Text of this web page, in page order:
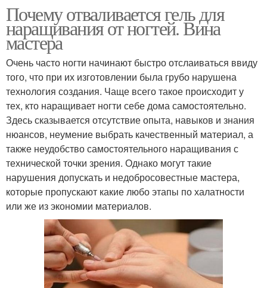
Почему отваливается гель для
наращивания от ногтей. Вина
мастера
Очень часто ногти начинают быстро отслаиваться ввиду
того, что при их изготовлении была грубо нарушена
технология создания. Чаще всего такое происходит у
тех, кто наращивает ногти себе дома самостоятельно.
Здесь сказывается отсутствие опыта, навыков и знания
нюансов, неумение выбрать качественный материал, а
также неудобство самостоятельного наращивания с
технической точки зрения. Однако могут такие
нарушения допускать и недобросовестные мастера,
которые пропускают какие любо этапы по халатности
или же из экономии материалов.